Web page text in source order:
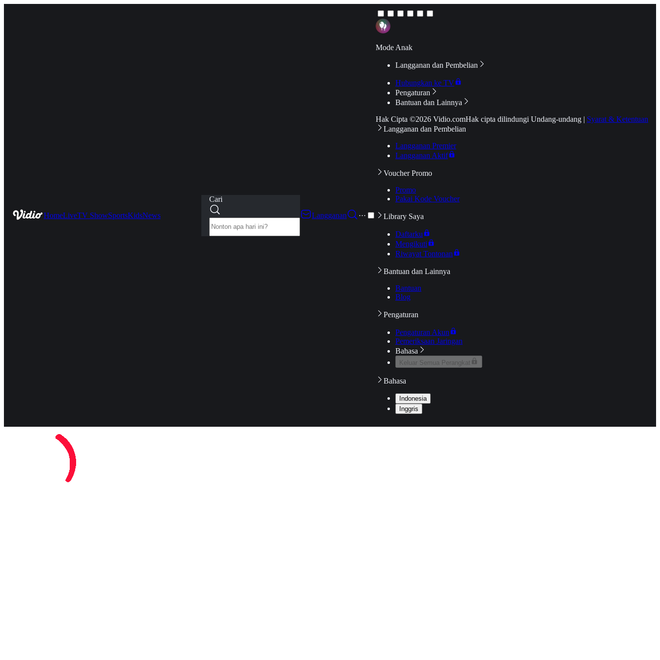
HomeLiveTV ShowSportsKidsNews
Cari
Langganan
···
Mode Anak
Langganan dan Pembelian
Hubungkan ke TV
Pengaturan
Bantuan dan Lainnya
Hak Cipta ©2026 Vidio.comHak cipta dilindungi Undang-undang | Syarat & Ketentuan
Langganan dan Pembelian
Langganan Premier
Langganan Aktif
Voucher Promo
Promo
Pakai Kode Voucher
Library Saya
Daftarku
Mengikuti
Riwayat Tontonan
Bantuan dan Lainnya
Bantuan
Blog
Pengaturan
Pengaturan Akun
Pemeriksaan Jaringan
Bahasa
Keluar Semua Perangkat
Bahasa
Indonesia
Inggris